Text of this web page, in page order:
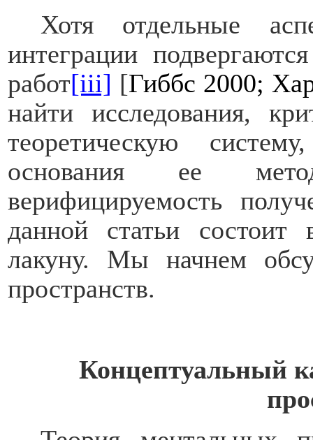
Хотя отдельные
интеграции
работ[iii] [Гиббс 2000;
найти исследования,
теоретическую
основания ее
верифицируемость
данной статьи
лакуну. Мы начнем
пространств.
Концептуальный